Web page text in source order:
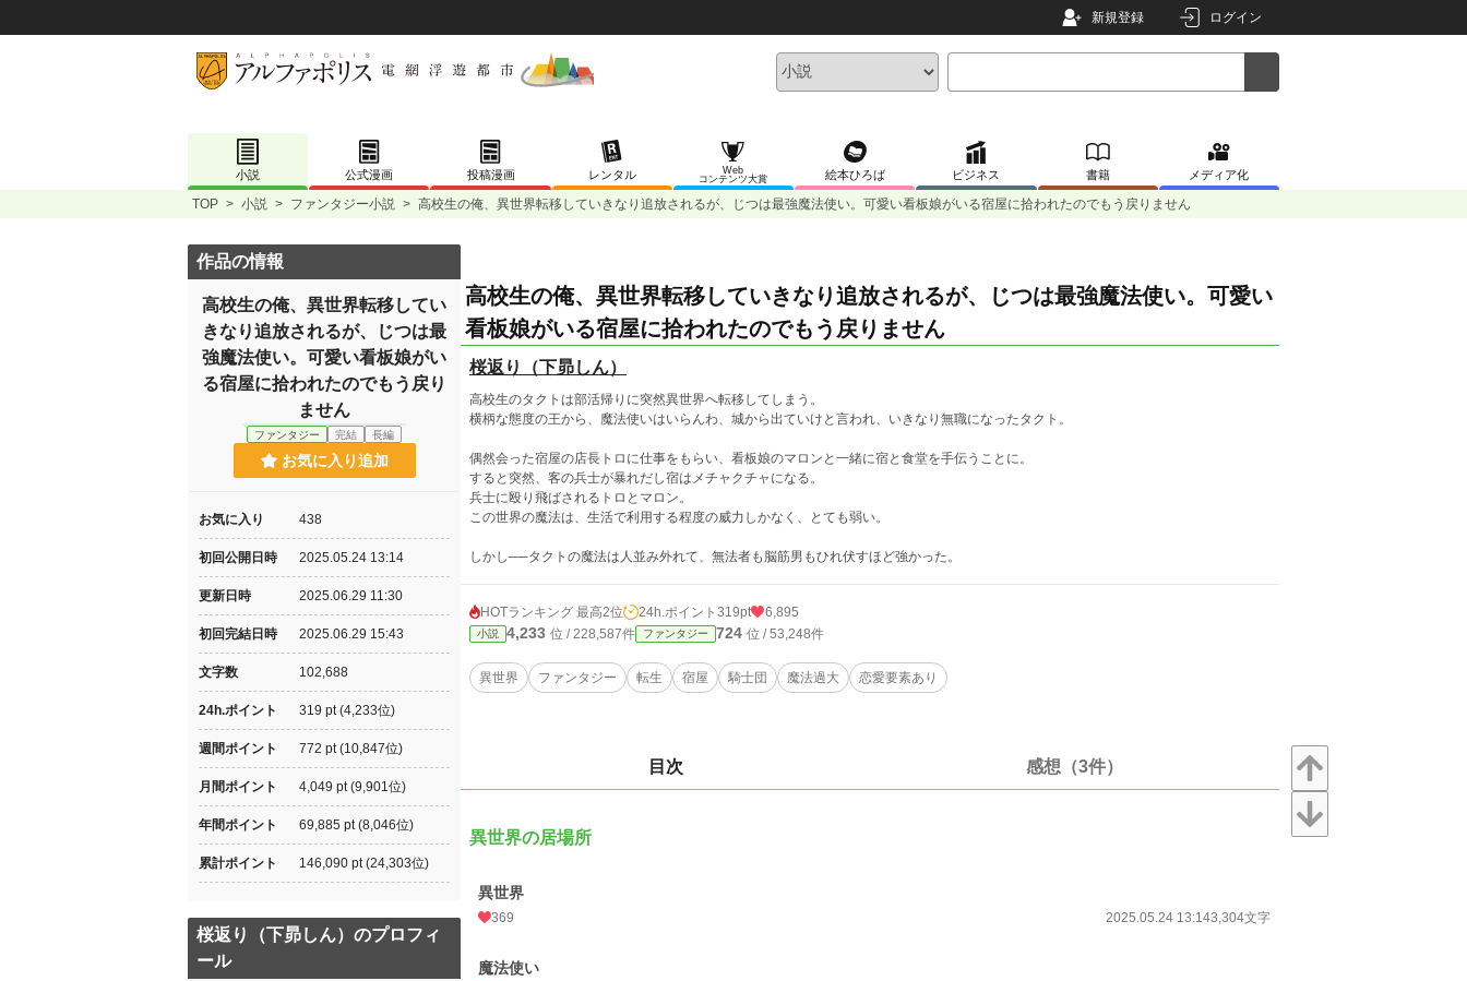
新規登録 ログイン
小説 公式漫画 投稿漫画 レンタル
Web
コンテンツ大賞
絵本ひろば ビジネス 書籍 メディア化
TOP > 小説 > ファンタジー小説 > 高校生の俺、異世界転移していきなり追放されるが、じつは最強魔法使い。可愛い看板娘がいる宿屋に拾われたのでもう戻りません
高校生の俺、異世界転移していきなり追放されるが、じつは最強魔法使い。可愛い
看板娘がいる宿屋に拾われたのでもう戻りません
桜返り（下昴しん）
高校生のタクトは部活帰りに突然異世界へ転移してしまう。
横柄な態度の王から、魔法使いはいらんわ、城から出ていけと言われ、いきなり無職になったタクト。
偶然会った宿屋の店長トロに仕事をもらい、看板娘のマロンと一緒に宿と食堂を手伝うことに。
すると突然、客の兵士が暴れだし宿はメチャクチャになる。
兵士に殴り飛ばされるトロとマロン。
この世界の魔法は、生活で利用する程度の威力しかなく、とても弱い。
しかし──タクトの魔法は人並み外れて、無法者も脳筋男もひれ伏すほど強かった。
HOTランキング 最高2位 24h.ポイント 319pt 6,895
小説 4,233 位 / 228,587件 ファンタジー 724 位 / 53,248件
異世界 ファンタジー 転生 宿屋 騎士団 魔法過大 恋愛要素あり
目次 感想（3件）
異世界の居場所
異世界
369 2025.05.24 13:143,304文字
魔法使い
作品の情報
高校生の俺、異世界転移してい
きなり追放されるが、じつは最
強魔法使い。可愛い看板娘がい
る宿屋に拾われたのでもう戻り
ません
ファンタジー 完結 長編
お気に入り追加
お気に入り 438
初回公開日時 2025.05.24 13:14
更新日時 2025.06.29 11:30
初回完結日時 2025.06.29 15:43
文字数 102,688
24h.ポイント 319 pt (4,233位)
週間ポイント 772 pt (10,847位)
月間ポイント 4,049 pt (9,901位)
年間ポイント 69,885 pt (8,046位)
累計ポイント 146,090 pt (24,303位)
桜返り（下昴しん）のプロフィ
ール